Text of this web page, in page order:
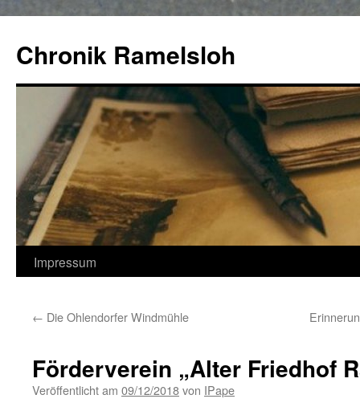
springen
Chronik Ramelsloh
Impressum
← Die Ohlendorfer Windmühle
Förderverein „Alter Friedhof
Veröffentlicht am 09/12/2018von IPape